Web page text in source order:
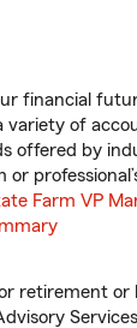
financial
variety of
offered by
Farm VP
retirement or